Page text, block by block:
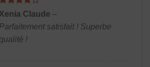
Note4
Xenia Claude –
Parfaitement satisfait ! Superbe
qualité !